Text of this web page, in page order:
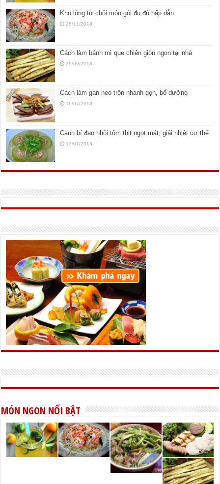
Khó lòng từ chối món gỏi đu đủ hấp dẫn
28/11/2018
Cách làm bánh mì que chiên giòn ngon tại nhà
25/09/2018
Cách làm gan heo trộn nhanh gọn, bổ dưỡng
16/07/2018
Canh bí đao nhồi tôm thịt ngọt mát, giải nhiệt cơ thể
13/07/2018
MÓN NGON NỔI BẬT